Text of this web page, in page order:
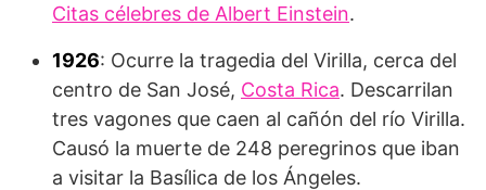
Citas célebres de Albert Einstein.
1926: Ocurre la tragedia del Virilla, cerca del
centro de San José, Costa Rica. Descarrilan
tres vagones que caen al cañón del río Virilla.
Causó la muerte de 248 peregrinos que iban
a visitar la Basílica de los Ángeles.